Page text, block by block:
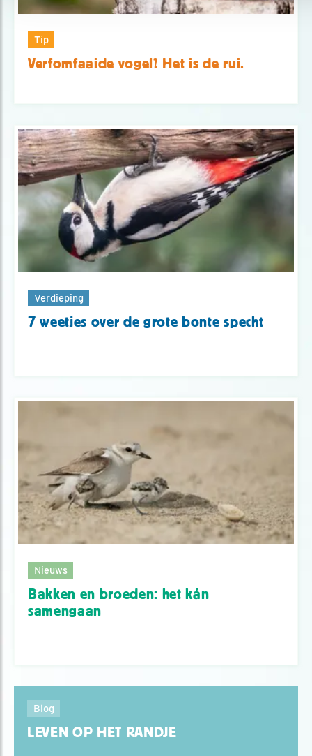
Tip
Verfomfaaide vogel? Het is de rui.
Verdieping
7 weetjes over de grote bonte specht
Nieuws
Bakken en broeden: het kán
samengaan
Blog
LEVEN OP HET RANDJE